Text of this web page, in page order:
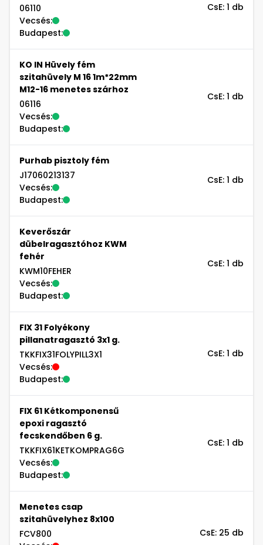
06110
Vecsés:
Budapest:
CsE: 1 db
KO IN Hüvely fém
szitahüvely M 16 1m*22mm
M12-16 menetes szárhoz
06116
Vecsés:
Budapest:
CsE: 1 db
Purhab pisztoly fém
J17060213137
Vecsés:
Budapest:
CsE: 1 db
Keverőszár
dübelragasztóhoz KWM
fehér
KWM10FEHER
Vecsés:
Budapest:
CsE: 1 db
FIX 31 Folyékony
pillanatragasztó 3x1 g.
TKKFIX31FOLYPILL3X1
Vecsés:
Budapest:
CsE: 1 db
FIX 61 Kétkomponensű
epoxi ragasztó
fecskendőben 6 g.
TKKFIX61KETKOMPRAG6G
Vecsés:
Budapest:
CsE: 1 db
Menetes csap
szitahüvelyhez 8x100
FCV800
CsE: 25 db